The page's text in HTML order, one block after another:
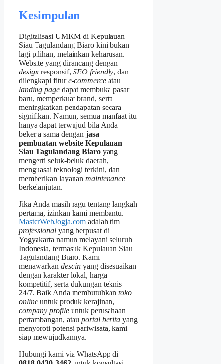
Kesimpulan
Digitalisasi UMKM di Kepulauan
Siau Tagulandang Biaro kini bukan
lagi pilihan, melainkan keharusan.
Website yang dirancang dengan
design responsif, SEO friendly, dan
dilengkapi fiture‑commerce atau
landing page dapat membuka pasar
baru, memperkuat brand, serta
meningkatkan pendapatan secara
signifikan. Namun, semua manfaat itu
hanya dapat terwujud bila Anda
bekerja sama dengan jasa
pembuatan website Kepulauan
Siau Tagulandang Biaro yang
mengerti seluk‑beluk daerah,
menguasai teknologi terkini, dan
memberikan layanan maintenance
berkelanjutan.
Jika Anda masih ragu tentang langkah
pertama, izinkan kami membantu.
MasterWebJogja.com adalah tim
professional yang berpusat di
Yogyakarta namun melayani seluruh
Indonesia, termasuk Kepulauan Siau
Tagulandang Biaro. Kami
menawarkan desain yang disesuaikan
dengan karakter lokal, harga
kompetitif, serta dukungan teknis
24/7. Baik Anda membutuhkan toko
online untuk produk kerajinan,
company profile untuk perusahaan
pertambangan, atau portal berita yang
menyoroti potensi pariwisata, kami
siap mewujudkannya.
Hubungi kami via WhatsApp di